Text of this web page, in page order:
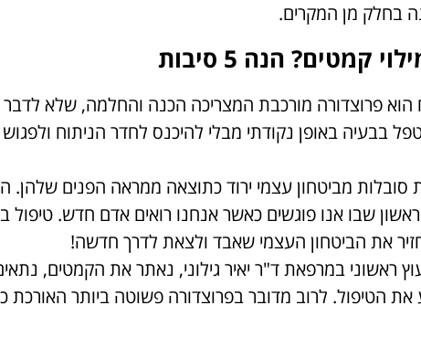
בחלק מן המקרים.
הנה 5 סיבות
הוא פרוצדורה מורכבת המצריכה הכנה והחלמה, שלא
בבעיה באופן נקודתי מבלי להיכנס לחדר הניתוח
סובלות מביטחון עצמי ירוד כתוצאה ממראה הפנים שלהן.
שבו אנו פוגשים כאשר אנחנו רואים אדם חדש. טיפול
את הביטחון העצמי שאבד ולצאת לדרך חדשה!
ראשוני במרפאת ד"ר יאיר גילוני, נאתר את הקמטים,
את הטיפול. לרוב מדובר בפרוצדורה פשוטה ביותר